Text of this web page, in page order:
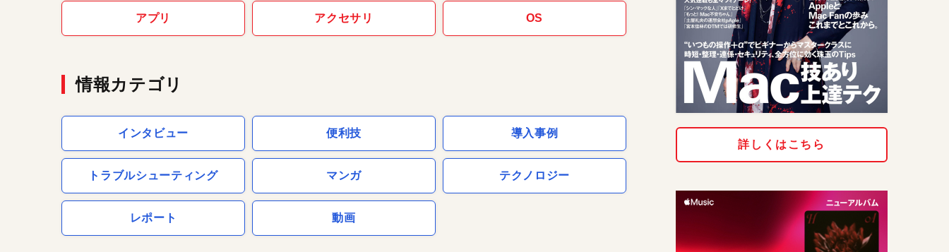
アプリ アクセサリ OS
情報カテゴリ
インタビュー 便利技 導入事例
トラブルシューティング マンガ テクノロジー
レポート 動画
詳しくはこちら